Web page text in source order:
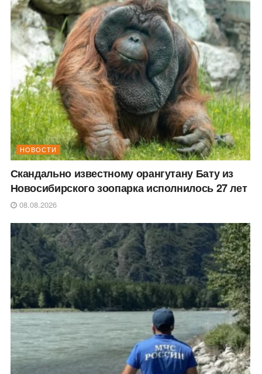
НОВОСТИ
Скандально известному орангутану Бату из
Новосибирского зоопарка исполнилось 27 лет
08.08.2026